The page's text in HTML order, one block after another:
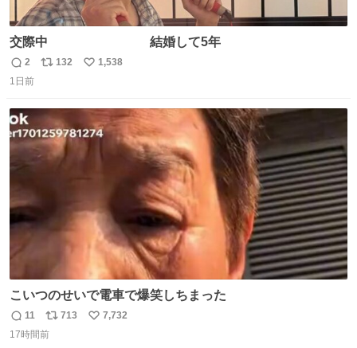
交際中 結婚して5年
返
信
2
リ
ト
数
132
い
1,538
1日前
こいつのせいで電車で爆笑しちまった
返
信
11
リ
ポ
713
い
7,732
17時間前